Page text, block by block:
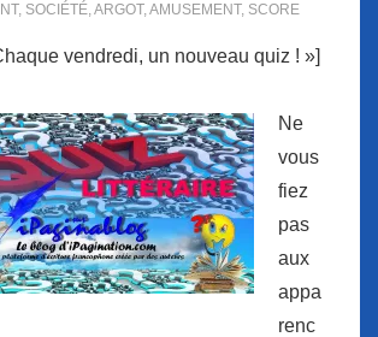
, SOCIÉTÉ,ARGOT,AMUSEMENT, SCORE
vendredi, un nouveau quiz ! »]
Ne
vous
fiez
pas
aux
appa
renc